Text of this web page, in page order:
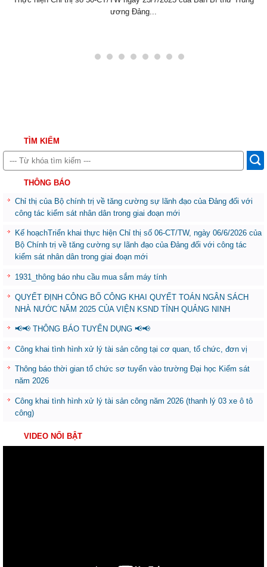
ương Đảng...
TÌM KIẾM
THÔNG BÁO
Chỉ thị của Bộ chính trị về tăng cường sự lãnh đạo của Đảng đối với
công tác kiểm sát nhân dân trong giai đoạn mới
Kế hoạchTriển khai thực hiện Chỉ thị số 06-CT/TW, ngày 06/6/2026 của
Bộ Chính trị về tăng cường sự lãnh đạo của Đảng đối với công tác
kiểm sát nhân dân trong giai đoạn mới
1931_thông báo nhu cầu mua sắm máy tính
QUYẾT ĐỊNH CÔNG BỐ CÔNG KHAI QUYẾT TOÁN NGÂN SÁCH
NHÀ NƯỚC NĂM 2025 CỦA VIỆN KSND TỈNH QUẢNG NINH
📢📢 THÔNG BÁO TUYỂN DỤNG 📢📢
Công khai tình hình xử lý tài sản công tại cơ quan, tổ chức, đơn vị
Thông báo thời gian tổ chức sơ tuyển vào trường Đại học Kiểm sát
năm 2026
Công khai tình hình xử lý tài sản công năm 2026 (thanh lý 03 xe ô tô
công)
VIDEO NỔI BẬT